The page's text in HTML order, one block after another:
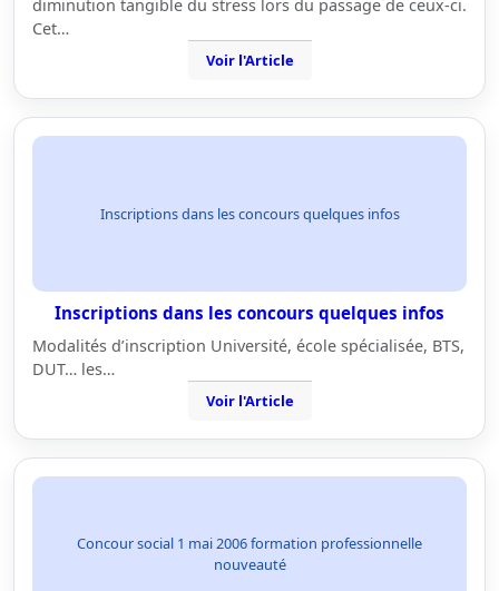
diminution tangible du stress lors du passage de ceux-ci.
Cet…
Voir l'Article
Inscriptions dans les concours quelques infos
Inscriptions dans les concours quelques infos
Modalités d’inscription Université, école spécialisée, BTS,
DUT… les…
Voir l'Article
Concour social 1 mai 2006 formation professionnelle
nouveauté